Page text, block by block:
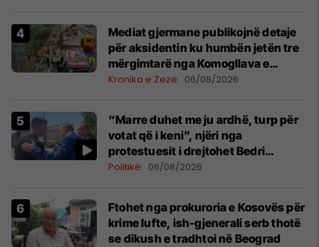
Mediat gjermane publikojnë detaje
për aksidentin ku humbën jetën tre
mërgimtarë nga Komogllava e
Ferizajt
Kronika e Zezë 06/08/2026
“Marre duhet me ju ardhë, turp për
votat që i keni”, njëri nga
protestuesit i drejtohet Bedri
Hamzës
Politikë 06/08/2026
Ftohet nga prokuroria e Kosovës për
krime lufte, ish-gjenerali serb thotë
se dikush e tradhtoi në Beograd